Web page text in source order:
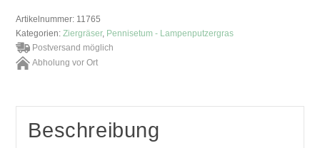
Artikelnummer: 11765
Kategorien: Ziergräser, Pennisetum - Lampenputzergras
Postversand möglich
Abholung vor Ort
Beschreibung